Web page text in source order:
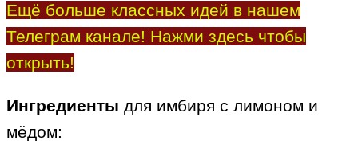
Ещё больше классных идей в нашем
Телеграм канале! Нажми здесь чтобы
открыть!
Ингредиенты для имбиря с лимоном и
мёдом: